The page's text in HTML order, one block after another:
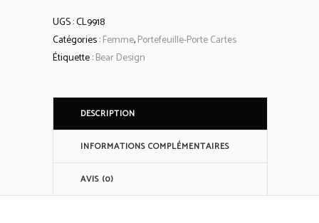
UGS :CL9918
Catégories :Femme,Portefeuille-Porte Cartes
Étiquette :Bear Design
DESCRIPTION
INFORMATIONS COMPLÉMENTAIRES
AVIS (0)